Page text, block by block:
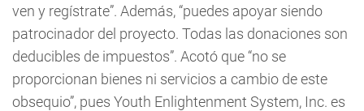
ven y regístrate”. Además, “puedes apoyar siendo
patrocinador del proyecto. Todas las donaciones son
deducibles de impuestos”. Acotó que “no se
proporcionan bienes ni servicios a cambio de este
obsequio”, pues Youth Enlightenment System, Inc. es